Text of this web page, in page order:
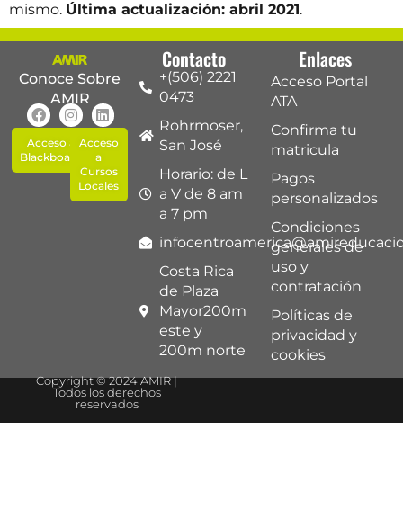
mismo. Última actualización: abril 2021.
Conoce Sobre
AMIR
Acceso a
Blackboard
Acceso
a
Cursos
Locales
Contacto
+(506) 2221
0473
Rohrmoser,
San José
Horario: de L
a V de 8 am
a 7 pm
Costa Rica
de Plaza
Mayor200m
este y
200m norte
Enlaces
Acceso Portal
ATA
Confirma tu
matricula
Pagos
personalizados
Condiciones
generales de
uso y
contratación
Políticas de
privacidad y
cookies
Copyright © 2024 AMIR |
Todos los derechos
reservados